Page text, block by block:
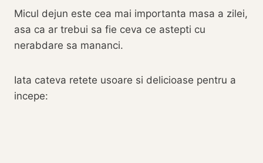
Micul dejun este cea mai importanta masa a zilei,
asa ca ar trebui sa fie ceva ce astepti cu
nerabdare sa mananci.
Iata cateva retete usoare si delicioase pentru a
incepe: